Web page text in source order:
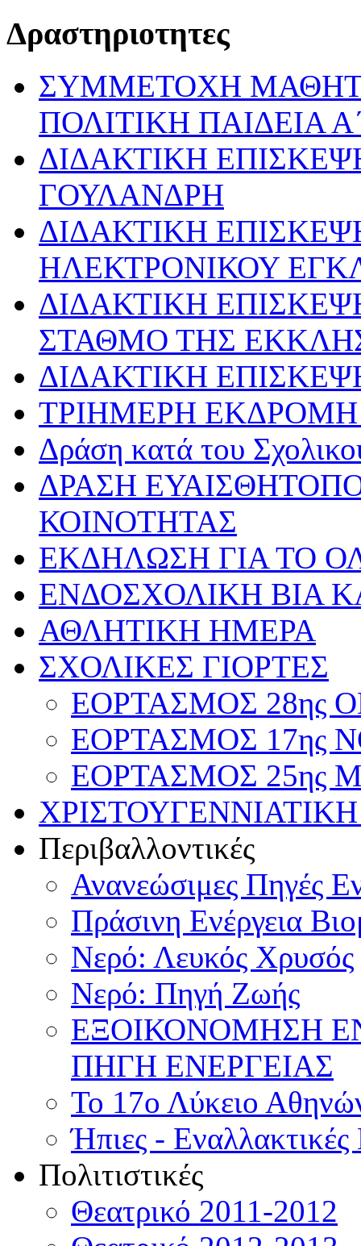
Δραστηριοτητες
ΣΥΜΜΕΤΟΧΗ
ΠΟΛΙΤΙΚΗ ΠΑΙΔΕΙΑ
ΔΙΔΑΚΤΙΚΗ
ΓΟΥΛΑΝΔΡΗ
ΔΙΔΑΚΤΙΚΗ
ΗΛΕΚΤΡΟΝΙΚΟΥ
ΔΙΔΑΚΤΙΚΗ
ΣΤΑΘΜΟ ΤΗΣ
ΔΙΔΑΚΤΙΚΗ
ΤΡΙΗΜΕΡΗ ΕΚΔΡΟΜΗ
Δράση κατά του
ΔΡΑΣΗ
ΚΟΙΝΟΤΗΤΑΣ
ΕΚΔΗΛΩΣΗ ΓΙΑ ΤΟ
ΕΝΔΟΣΧΟΛΙΚΗ ΒΙΑ
ΑΘΛΗΤΙΚΗ ΗΜΕΡΑ
ΣΧΟΛΙΚΕΣ ΓΙΟΡΤΕΣ
ΕΟΡΤΑΣΜΟΣ 28ης
ΕΟΡΤΑΣΜΟΣ 17ης
ΕΟΡΤΑΣΜΟΣ 25ης
Περιβαλλοντικές
Ανανεώσιμες Πηγές
Πράσινη Ενέργεια
Νερό: Λευκός Χρυσός
Νερό: Πηγή Ζωής
ΕΞΟΙΚΟΝΟΜΗΣΗ
ΠΗΓΗ ΕΝΕΡΓΕΙΑΣ
Το 17ο Λύκειο
Ήπιες -
Πολιτιστικές
Θεατρικό 2011-2012